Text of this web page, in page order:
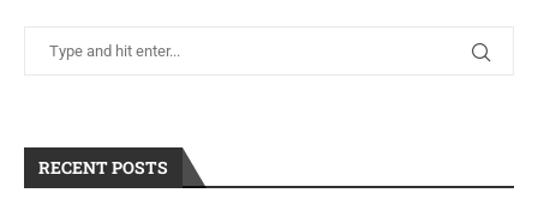
RECENT POSTS